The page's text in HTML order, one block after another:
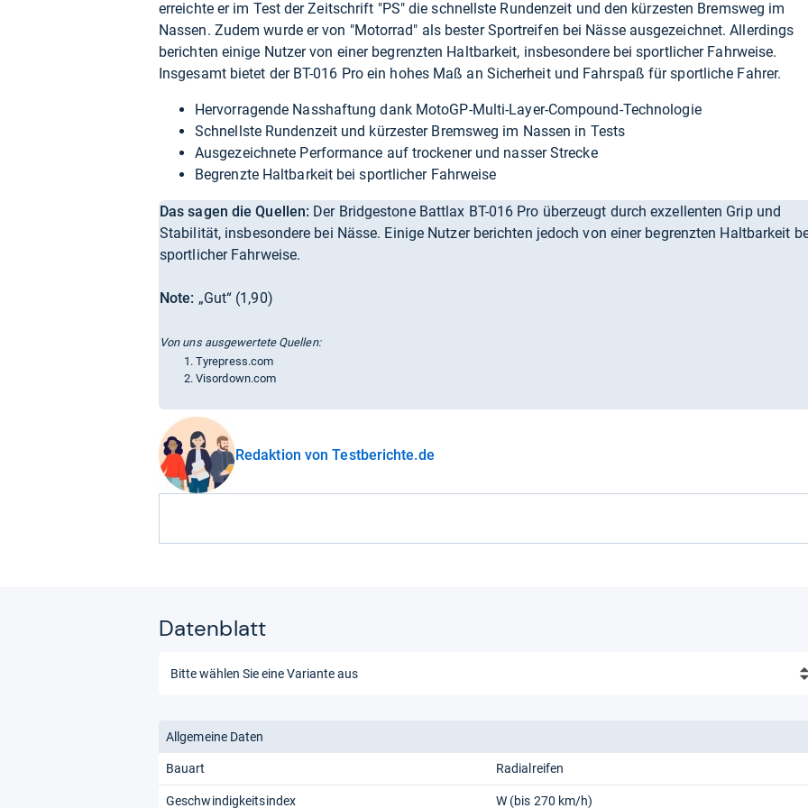
erreichte er im Test der Zeitschrift "PS" die schnellste Rundenzeit und den kürzesten Bremsweg im
Nassen. Zudem wurde er von "Motorrad" als bester Sportreifen bei Nässe ausgezeichnet. Allerdings
berichten einige Nutzer von einer begrenzten Haltbarkeit, insbesondere bei sportlicher Fahrweise.
Insgesamt bietet der BT-016 Pro ein hohes Maß an Sicherheit und Fahrspaß für sportliche Fahrer.
Hervorragende Nasshaftung dank MotoGP-Multi-Layer-Compound-Technologie
Schnellste Rundenzeit und kürzester Bremsweg im Nassen in Tests
Ausgezeichnete Performance auf trockener und nasser Strecke
Begrenzte Haltbarkeit bei sportlicher Fahrweise
Das sagen die Quellen: Der Bridgestone Battlax BT-016 Pro überzeugt durch exzellenten Grip und
Stabilität, insbesondere bei Nässe. Einige Nutzer berichten jedoch von einer begrenzten Haltbarkeit
sportlicher Fahrweise.
Note: „Gut“ (1,90)
Von uns ausgewertete Quellen:
Tyrepress.com
Visordown.com
Redaktion von Testberichte.de
Datenblatt
Allgemeine Daten
Bauart Radialreifen
Geschwindigkeitsindex W (bis 270 km/h)